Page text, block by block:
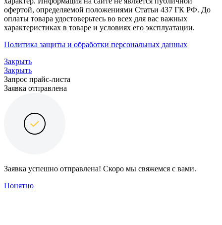
офертой, определяемой положениями Статьи 437 ГК РФ. До
оплаты товара удостоверьтесь во всех для вас важных
характеристиках в товаре и условиях его эксплуатации.
Политика защиты и обработки персональных данных
Закрыть
Закрыть
Запрос прайс-листа
Заявка отправлена
Заявка успешно отправлена! Скоро мы свяжемся с вами.
Понятно